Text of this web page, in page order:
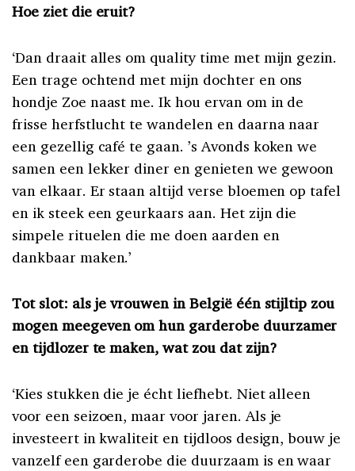
Hoe ziet die eruit?
‘Dan draait alles om quality time met mijn gezin.
Een trage ochtend met mijn dochter en ons
hondje Zoe naast me. Ik hou ervan om in de
frisse herfstlucht te wandelen en daarna naar
een gezellig café te gaan. ’s Avonds koken we
samen een lekker diner en genieten we gewoon
van elkaar. Er staan altijd verse bloemen op tafel
en ik steek een geurkaars aan. Het zijn die
simpele rituelen die me doen aarden en
dankbaar maken.’
Tot slot: als je vrouwen in België één stijltip zou
mogen meegeven om hun garderobe duurzamer
en tijdlozer te maken, wat zou dat zijn?
‘Kies stukken die je écht liefhebt. Niet alleen
voor een seizoen, maar voor jaren. Als je
investeert in kwaliteit en tijdloos design, bouw je
vanzelf een garderobe die duurzaam is en waar